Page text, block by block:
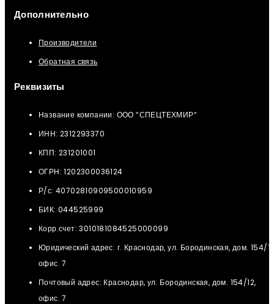
Дополнительно
Производители
Обратная связь
Реквизиты
Название компании: ООО “СПЕЦТЕХМИР“
ИНН: 2312293370
КПП: 231201001
ОГРН: 1202300036124
Р/с: 40702810909500010959
БИК: 044525999
Корр.счет: 3010181084525000099
Юридический адрес: г. Краснодар, ул. Бородинская, дом. 154/
офис. 7
Почтовый адрес: Краснодар, ул. Бородинская, дом. 154/12,
офис. 7